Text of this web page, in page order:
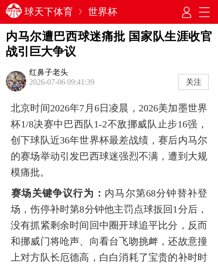
球天下体育 世界杯
内马尔遭巴西球迷痛批 国家队生涯收官
战引巨大争议
红鼻子老头
2026-07-06 09:41:39
关注
北京时间2026年7月6日凌晨，2026美加墨世界
杯1/8决赛中巴西队1-2不敌挪威队止步16强，
创下球队近36年世界杯最差战绩，赛后内马尔
的赛场举动引发巴西球迷强烈不满，遭到大规
模痛批。
‌赛场关键争议行为‌： 内马尔第68分钟替补登
场，伤停补时第8分钟他主罚点球扳回1分后，
没有抓紧剩余时间回中圈开球追平比分，反而
和挪威门将呛声、向看台飞吻挑衅，还故意撞
上对方队长厄德高，白白消耗了宝贵的补时时